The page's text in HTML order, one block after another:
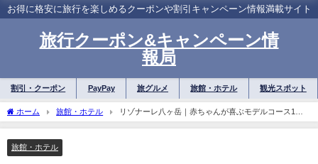
お得に格安に旅行を楽しめるクーポンや割引キャンペーン情報満載サイト
旅行クーポン&キャンペーン情
報局
割引・クーポン PayPay 旅グルメ 旅館・ホテル 観光スポット
ホーム 旅館・ホテル
リゾナーレ八ヶ岳｜赤ちゃんが喜ぶモデルコース1日
目＆最新設備ガイド
旅館・ホテル